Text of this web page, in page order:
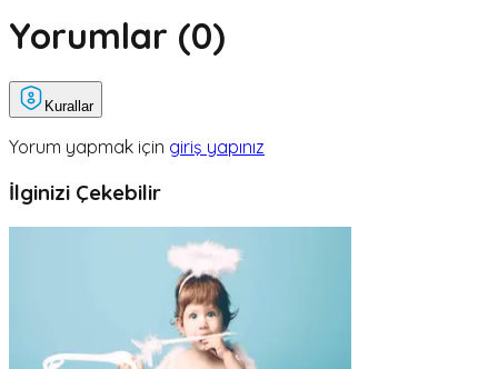
Yorumlar (0)
Kurallar
Yorum yapmak için giriş yapınız
İlginizi Çekebilir